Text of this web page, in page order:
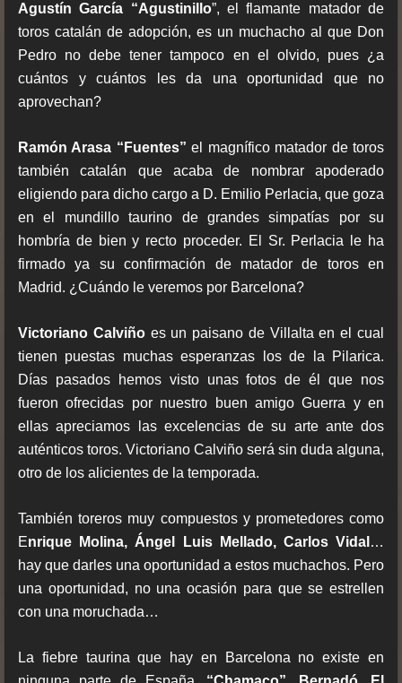
Agustín García “Agustinillo”, el flamante matador de
toros catalán de adopción, es un muchacho al que Don
Pedro no debe tener tampoco en el olvido, pues ¿a
cuántos y cuántos les da una oportunidad que no
aprovechan?
Ramón Arasa “Fuentes” el magnífico matador de toros
también catalán que acaba de nombrar apoderado
eligiendo para dicho cargo a D. Emilio Perlacia, que goza
en el mundillo taurino de grandes simpatías por su
hombría de bien y recto proceder. El Sr. Perlacia le ha
firmado ya su confirmación de matador de toros en
Madrid. ¿Cuándo le veremos por Barcelona?
Victoriano Calviñoes un paisano de Villalta en el cual
tienen puestas muchas esperanzas los de la Pilarica.
Días pasados hemos visto unas fotos de él que nos
fueron ofrecidas por nuestro buen amigo Guerra y en
ellas apreciamos las excelencias de su arte ante dos
auténticos toros. Victoriano Calviño será sin duda alguna,
otro de los alicientes de la temporada.
También toreros muy compuestos y prometedores como
Enrique Molina, Ángel Luis Mellado, Carlos Vidal …
hay que darles una oportunidad a estos muchachos. Pero
una oportunidad, no una ocasión para que se estrellen
con una moruchada…
La fiebre taurina que hay en Barcelona no existe en